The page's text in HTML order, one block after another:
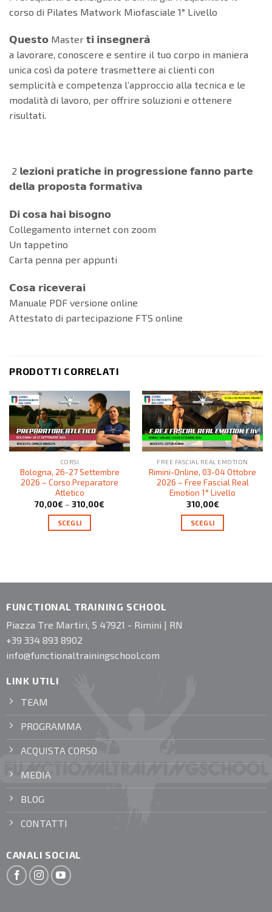
corso di Pilates Matwork Miofasciale 1° Livello
𝗤𝘂𝗲𝘀𝘁𝗼 Master 𝘁𝗶 𝗶𝗻𝘀𝗲𝗴𝗻𝗲𝗿𝗮̀
a lavorare, conoscere e sentire il tuo corpo in maniera
unica così da potere trasmettere ai clienti con
semplicità e competenza l’approccio alla tecnica e le
modalità di lavoro, per offrire soluzioni e ottenere
risultati.
2 𝗹𝗲𝘇𝗶𝗼𝗻𝗶 𝗽𝗿𝗮𝘁𝗶𝗰𝗵𝗲 𝗶𝗻 𝗽𝗿𝗼𝗴𝗿𝗲𝘀𝘀𝗶𝗼𝗻𝗲 𝗳𝗮𝗻𝗻𝗼 𝗽𝗮𝗿𝘁𝗲
𝗱𝗲𝗹𝗹𝗮 𝗽𝗿𝗼𝗽𝗼𝘀𝘁𝗮 𝗳𝗼𝗿𝗺𝗮𝘁𝗶𝘃𝗮
𝗗𝗶 𝗰𝗼𝘀𝗮 𝗵𝗮𝗶 𝗯𝗶𝘀𝗼𝗴𝗻𝗼
Collegamento internet con zoom
Un tappetino
Carta penna per appunti
𝗖𝗼𝘀𝗮 𝗿𝗶𝗰𝗲𝘃𝗲𝗿𝗮𝗶
Manuale PDF versione online
Attestato di partecipazione FTS online
PRODOTTI CORRELATI
CORSI
Bologna, 26-27 Settembre
2026 – Corso Preparatore
Atletico
70,00€ – 310,00€
SCEGLI
FREE FASCIAL REAL EMOTION
Rimini-Online, 03-04 Ottobre
2026 – Free Fascial Real
Emotion 1° Livello
310,00€
SCEGLI
FUNCTIONAL TRAINING SCHOOL
Piazza Tre Martiri, 5 47921 - Rimini | RN
+39 334 893 8902
info@functionaltrainingschool.com
LINK UTILI
TEAM
PROGRAMMA
ACQUISTA CORSO
MEDIA
BLOG
CONTATTI
CANALI SOCIAL